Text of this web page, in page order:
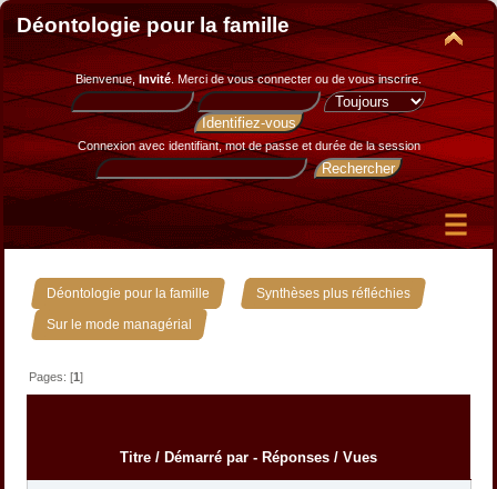
Déontologie pour la famille
Bienvenue, Invité. Merci devous connecter ou de vous inscrire.
Connexion avec identifiant, mot de passe et durée de la session
Déontologie pour la famille » Synthèses plus réfléchies »
Sur le mode managérial
Pages: [1]
Titre / Démarré par - Réponses / Vues